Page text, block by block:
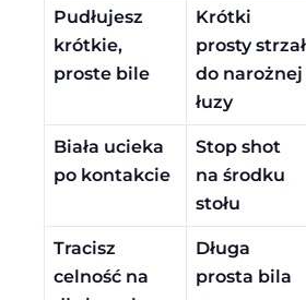
Pudłujesz
krótkie,
proste bile
Krótki
prosty strzał
do narożnej
łuzy
Biała ucieka
po kontakcie
Stop shot
na środku
stołu
Tracisz
celność na
Długa
prosta bila